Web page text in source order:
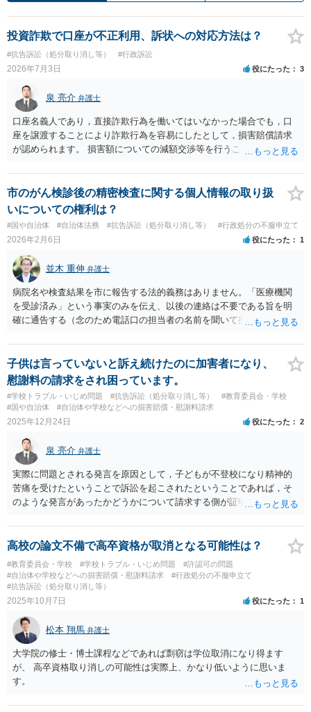
投資詐欺で口座が不正利用、訴状への対応方法は？
#抗告訴訟（処分取り消し等） #行政訴訟
2026年7月3日 役にたった 3
泉 亮介 弁護士
口座名義人であり，直接詐欺行為を働いてはいなかった場合でも，口
座を譲渡することにより詐欺行為を容易にしたとして，損害賠償請求
が認められます。 損害額についての減額交渉等を行うこととなるかと
市のがん検診後の精密検査に関する個人情報の取り扱
いについての権利は？
#国や自治体 #自治体法務 #抗告訴訟（処分取り消し等） #行政処分の不服申立て
2026年2月6日 役にたった 1
並木 重伸 弁護士
病院名や検査結果を市に報告する法的義務はありません。「医療機関
を受診済み」という事実のみを伝え、以後の連絡は不要である旨を明
確に通告する（念のため電話口の担当者の名前を聞いて控えておく）
子供は言っていないと訴え続けたのに加害者になり、
慰謝料の請求をされ困っています。
#学校トラブル・いじめ問題 #抗告訴訟（処分取り消し等）
#教育委員会・学校
#国や自治体
#自治体や学校などへの損害賠償・慰謝料請求
2025年12月24日 役にたった 2
泉 亮介 弁護士
実際に問題とされる発言を原因として，子どもが不登校になり精神的
苦痛を受けたということで訴訟を起こされたということであれば，そ
のような発言があったかどうかについて請求する側が証明をする必要
あれば，その主張を前提に争う形となるかと思われます。
高校の論文不備で高卒資格が取消となる可能性は？
#教育委員会・学校 #学校トラブル・いじめ問題
#許認可の問題
#自治体や学校などへの損害賠償・慰謝料請求
#行政処分の不服申立て
#抗告訴訟（処分取り消し等）
2025年10月7日 役にたった 1
松本 翔馬 弁護士
大学院の修士・博士課程などであれば剽窃は学位取消になり得ます
が、 高卒資格取り消しの可能性は実際上、かなり低いように思いま
す。